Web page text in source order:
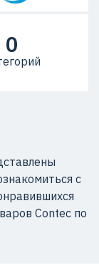
с
Contec по
0